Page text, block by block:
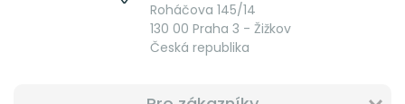
Roháčova 145/14
130 00 Praha 3 - Žižkov
Česká republika